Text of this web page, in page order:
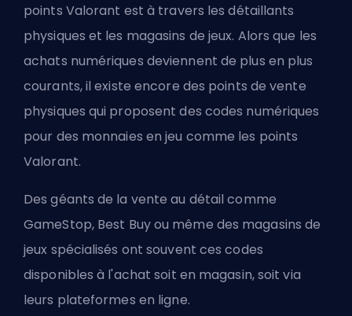
points Valorant est à travers les détaillants
physiques et les magasins de jeux. Alors que les
achats numériques deviennent de plus en plus
courants, il existe encore des points de vente
physiques qui proposent des codes numériques
pour des monnaies en jeu comme les points
Valorant.
Des géants de la vente au détail comme
GameStop, Best Buy ou même des magasins de
jeux spécialisés ont souvent ces codes
disponibles à l'achat soit en magasin, soit via
leurs plateformes en ligne.